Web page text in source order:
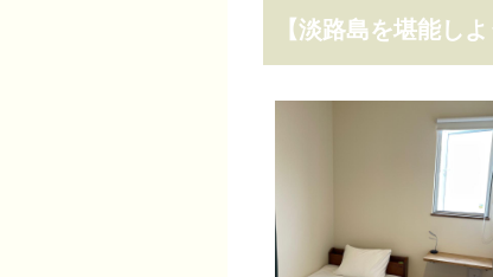
【淡路島を堪能し